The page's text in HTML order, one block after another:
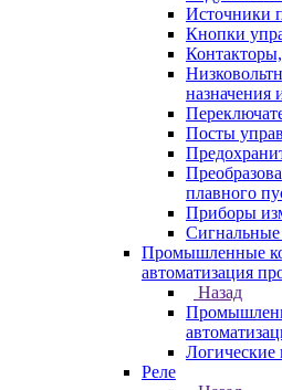
Источники
Кнопки
назначения
Посты
плавного
Приборы
Промышленные
автоматизация
Назад
Логические
Реле